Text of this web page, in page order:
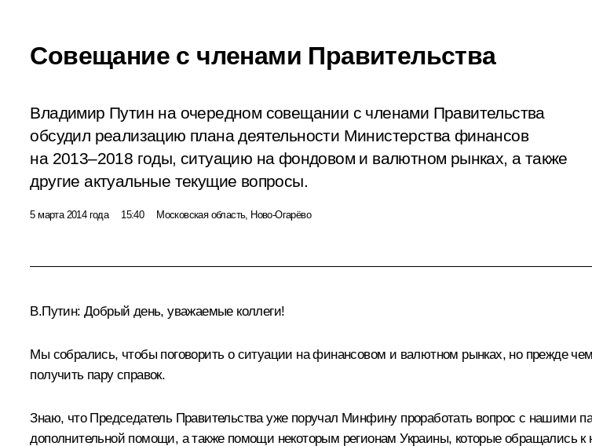
Совещание с членами Правительства
Владимир Путин на очередном совещании с членами Правительства
обсудил реализацию плана деятельности Министерства финансов
на 2013–2018 годы, ситуацию на фондовом и валютном рынках, а также
другие актуальные текущие вопросы.
5 марта 2014 года 15:40 Московская область, Ново-Огарёво
В.Путин: Добрый день, уважаемые коллеги!
Мы собрались, чтобы поговорить о ситуации на финансовом и валютном рынках, но прежде
получить пару справок.
Знаю, что Председатель Правительства уже поручал Минфину проработать вопрос с нашими
дополнительной помощи, а также помощи некоторым регионам Украины, которые обращались